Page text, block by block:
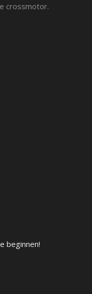
crossmotor.
beginnen!